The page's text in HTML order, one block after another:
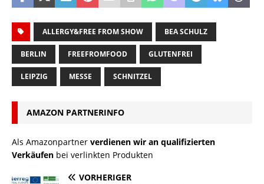
ALLERGY&FREE FROM SHOW BEA SCHULZ
BERLIN FREEFROMFOOD GLUTENFREI
LEIPZIG MESSE SCHNITZEL
AMAZON PARTNERINFO
Als Amazonpartner verdienen wir an qualifizierten
Verkäufen bei verlinkten Produkten
VORHERIGER